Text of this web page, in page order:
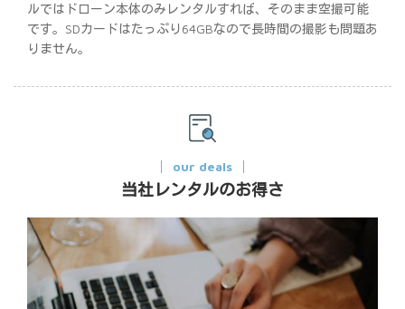
ルではドローン本体のみレンタルすれば、そのまま空撮可能
です。SDカードはたっぷり64GBなので長時間の撮影も問題あ
りません。
our deals
当社レンタルのお得さ